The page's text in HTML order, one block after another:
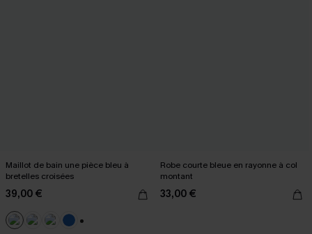
Maillot de bain une pièce bleu à
bretelles croisées
39,00 €
Robe courte bleue en rayonne à col
montant
33,00 €